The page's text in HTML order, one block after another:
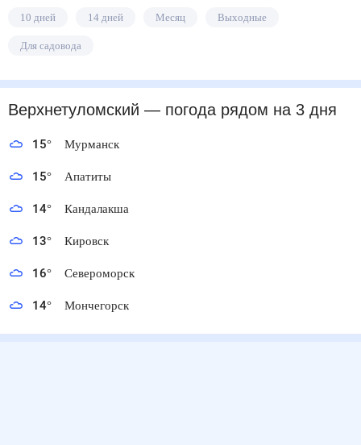
10 дней 14 дней Месяц Выходные
Для садовода
Верхнетуломский — погода рядом на 3 дня
15° Мурманск
15° Апатиты
14° Кандалакша
13° Кировск
16° Североморск
14° Мончегорск